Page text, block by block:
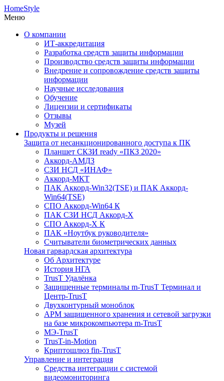
HomeStyle
Меню
О компании
ИТ-аккредитация
Разработка средств защиты информации
Производство средств защиты информации
Внедрение и сопровождение средств защиты
информации
Научные исследования
Обучение
Лицензии и сертификаты
Отзывы
Музей
Продукты и решения
Защита от несанкционированного доступа к ПК
Планшет СКЗИ ready «ПКЗ 2020»
Аккорд-АМДЗ
СЗИ НСД «ИНАФ»
Аккорд-МКТ
ПАК Аккорд-Win32(TSE) и ПАК Аккорд-
Win64(TSE)
СПО Аккорд-Win64 К
ПАК СЗИ НСД Аккорд-X
СПО Аккорд-X К
ПАК «Ноутбук руководителя»
Cчитыватели биометрических данных
Новая гарвардская архитектура
Об Архитектуре
История НГА
TrusT Удалёнка
Защищенные терминалы m-TrusT Терминал и
Центр-TrusT
Двухконтурный моноблок
АРМ защищенного хранения и сетевой загрузки
на базе микрокомпьютера m-TrusT
МЭ-TrusT
TrusT-in-Motion
Криптошлюз fin-TrusT
Управление и интеграция
Средства интеграции с системой
видеомониторинга